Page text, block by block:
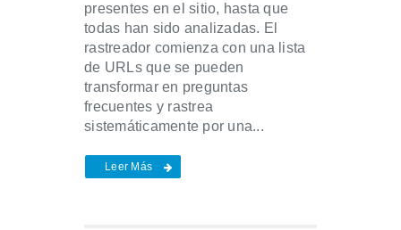
presentes en el sitio, hasta que
todas han sido analizadas. El
rastreador comienza con una lista
de URLs que se pueden
transformar en preguntas
frecuentes y rastrea
sistemáticamente por una...
Leer Más